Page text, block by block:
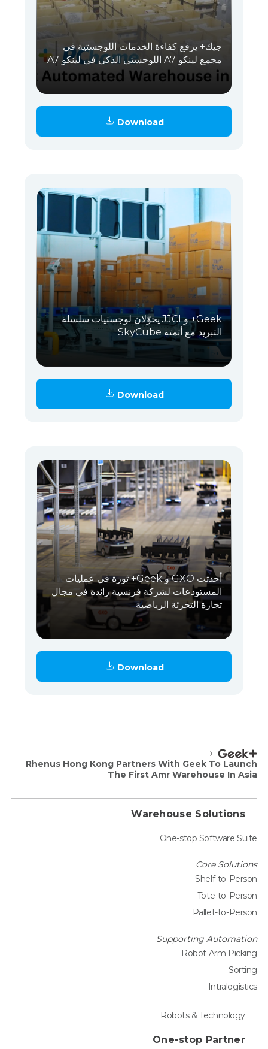
جيك+ يرفع كفاءة الخدمات اللوجستية في
مجمع لينكو A7 اللوجستي الذكي في لينكو A7
Download
Geek+ وJJCL يحوّلان لوجستيات سلسلة
التبريد مع أتمتة SkyCube
Download
أحدثت GXO و Geek+ ثورة في عمليات
المستودعات لشركة فرنسية رائدة في مجال
تجارة التجزئة الرياضية
Download
Rhenus Hong Kong Partners With Geek To Launch
The First Amr Warehouse In Asia
Warehouse Solutions
One-stop Software Suite
Core Solutions
Shelf-to-Person
Tote-to-Person
Pallet-to-Person
Supporting Automation
Robot Arm Picking
Sorting
Intralogistics
Robots & Technology
One-stop Partner